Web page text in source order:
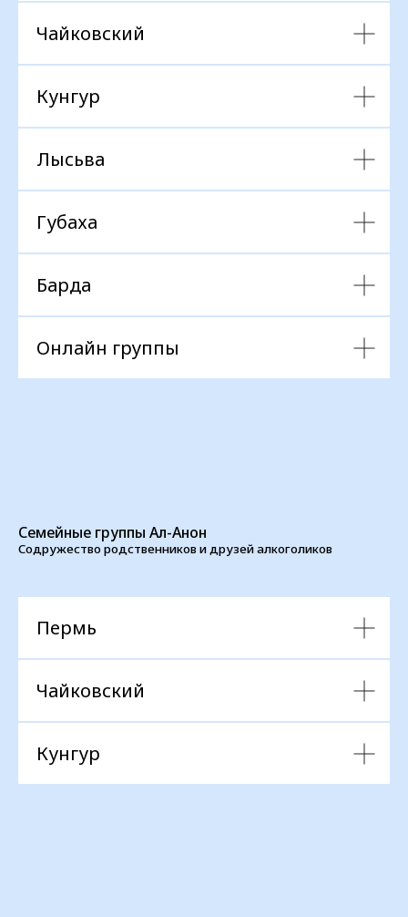
Чайковский
Кунгур
Лысьва
Губаха
Барда
Онлайн группы
Семейные группы Ал-Анон
Содружество родственников и друзей алкоголиков
Пермь
Чайковский
Кунгур